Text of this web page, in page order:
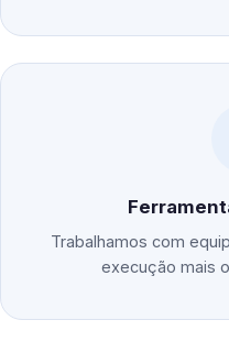
Trabalhamos com
execução mais